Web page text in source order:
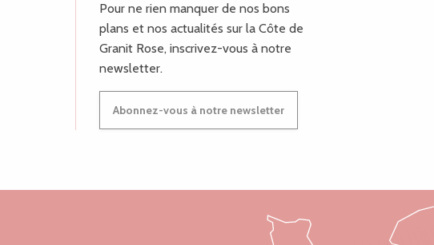
Pour ne rien manquer de nos bons
plans et nos actualités sur la Côte de
Granit Rose, inscrivez-vous à notre
newsletter.
Abonnez-vous à notre newsletter